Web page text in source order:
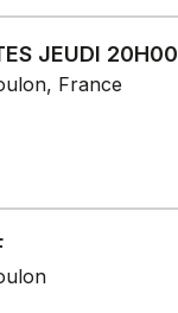
JEUDI 20H00
France